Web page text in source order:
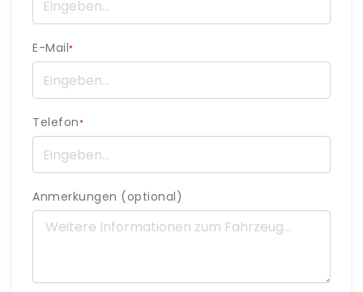
E-Mail*
Telefon*
Anmerkungen (optional)